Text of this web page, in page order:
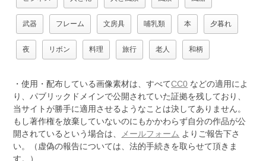
武器 フレーム 文房具 哺乳類 本 夕暮れ
夜 リボン 料理 旅行 老人 和柄
・使用・配布している画像素材は、すべてCC0 などの適用によ
り、パブリックドメインで公開されていた証拠を残しており、
当サイトが勝手に適用させるようなことは決してありません。
もし著作権を放棄していないのにもかかわらず自分の作品が公
開されているという場合は、
メールフォーム よりご報告下さ
い。（虚偽の報告については、法的手続きを取らせて頂きま
す。）